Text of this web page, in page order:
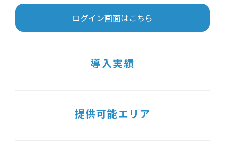
ログイン画面はこちら
導入実績
提供可能エリア